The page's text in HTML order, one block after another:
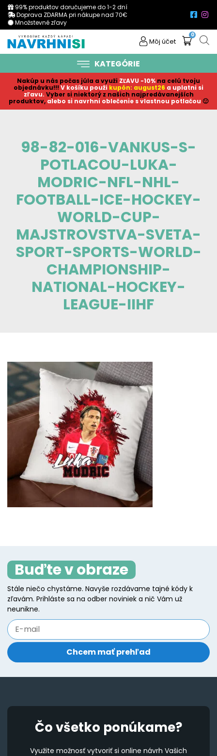
99% produktov doručujeme do 1-2 dní
Doprava ZDARMA pri nákupe nad 70€
Množstevné zľavy
Môj účet
0
KATEGÓRIE
Nakúp u nás počas júla a využi ZĽAVU -10% na celú tvoju
objednávku!!! V košíku použi kupón: august26 a uplatni si
zľavu. Vyber si niektorý z našich najpredávanejších
produktov, alebo si navrhni oblečenie s vlastnou potlačou 🙂
98-82-016-VANKUS-S-
POTLACOU-LUKA-
MODRIC-NFL-NHL-
FOOTBALL-ICE-HOCKEY-
WORLD-CUP-
MAJSTROVSTVA-SVETA-
SPORT-SPORTS-WORLD-
CHAMPIONSHIP-
NATIONAL-HOCKEY-
LEAGUE-IIHF
Buďte v obraze
Stále niečo chystáme. Navyše rozdávame tajné kódy k
zľavám. Prihláste sa na odber noviniek a nič Vám už
neunikne.
Čo všetko ponúkame?
Využite možnosť vytvoriť si online návrh Vašich